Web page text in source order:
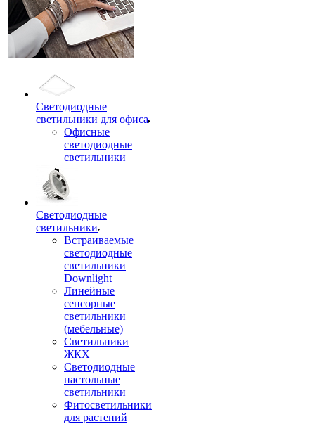
Светодиодные
светильники для офиса
Офисные
светодиодные
светильники
Светодиодные
светильники
Встраиваемые
светодиодные
светильники
Downlight
Линейные
сенсорные
светильники
(мебельные)
Светильники
ЖКХ
Светодиодные
настольные
светильники
Фитосветильники
для растений